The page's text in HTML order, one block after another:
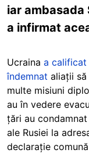
iar ambasada
a infirmat
Ucraina a calificat
îndemnat aliații
multe misiuni
au în vedere
țări au
ale Rusiei la
declarație